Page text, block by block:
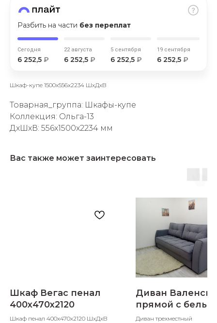
Разбить на части без переплат
Сегодня
6 252,5 ₽
22 августа
6 252,5 ₽
5 сентября
6 252,5 ₽
19 сентября
6 252,5 ₽
Шкаф-купе 1500х556х2234 ШхДхВ
Товарная_группа: Шкафы-купе
Коллекция: Ольга-13
ДxШxВ: 556x1500x2234 мм
Вас также может заинтересовать
Шкаф Вегас пенал
400х470х2120
Шкаф пенал 400х470х2120 ШхДхВ
Диван Валенсия
прямой с
ящиком
Диван трехместный